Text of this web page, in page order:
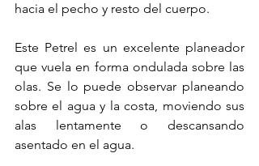
hacia el pecho y resto del cuerpo.
Este Petrel es un excelente planeador
que vuela en forma ondulada sobre las
olas. Se lo puede observar planeando
sobre el agua y la costa, moviendo sus
alas lentamente o descansando
asentado en el agua.